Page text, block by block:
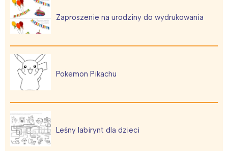
Zaproszenie na urodziny do wydrukowania
Pokemon Pikachu
Leśny labirynt dla dzieci